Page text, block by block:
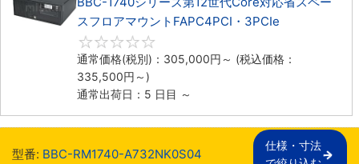
スフロアマウントFAPC4PCI・3PCIe
通常価格(税別)： 305,000円 ～ (税込価格：
335,500円 ～)
通常出荷日：5 日目 ～
型番: BBC-RM1740-A732NK0S04
仕様・寸法